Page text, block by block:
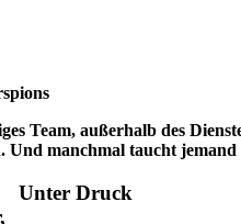
Team, außerhalb des
Und manchmal taucht
Unter Druck